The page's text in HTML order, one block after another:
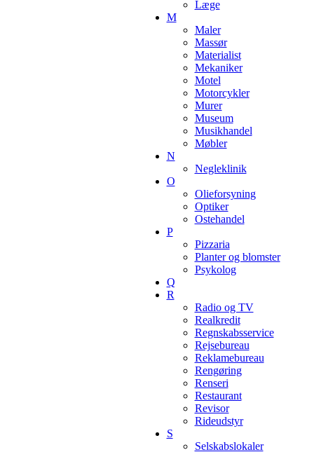
Læge
M
Maler
Massør
Materialist
Mekaniker
Motel
Motorcykler
Murer
Museum
Musikhandel
Møbler
N
Negleklinik
O
Olieforsyning
Optiker
Ostehandel
P
Pizzaria
Planter og blomster
Psykolog
Q
R
Radio og TV
Realkredit
Regnskabsservice
Rejsebureau
Reklamebureau
Rengøring
Renseri
Restaurant
Revisor
Rideudstyr
S
Selskabslokaler